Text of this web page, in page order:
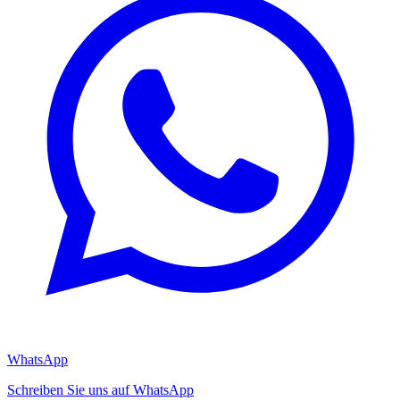
WhatsApp
Schreiben Sie uns auf WhatsApp